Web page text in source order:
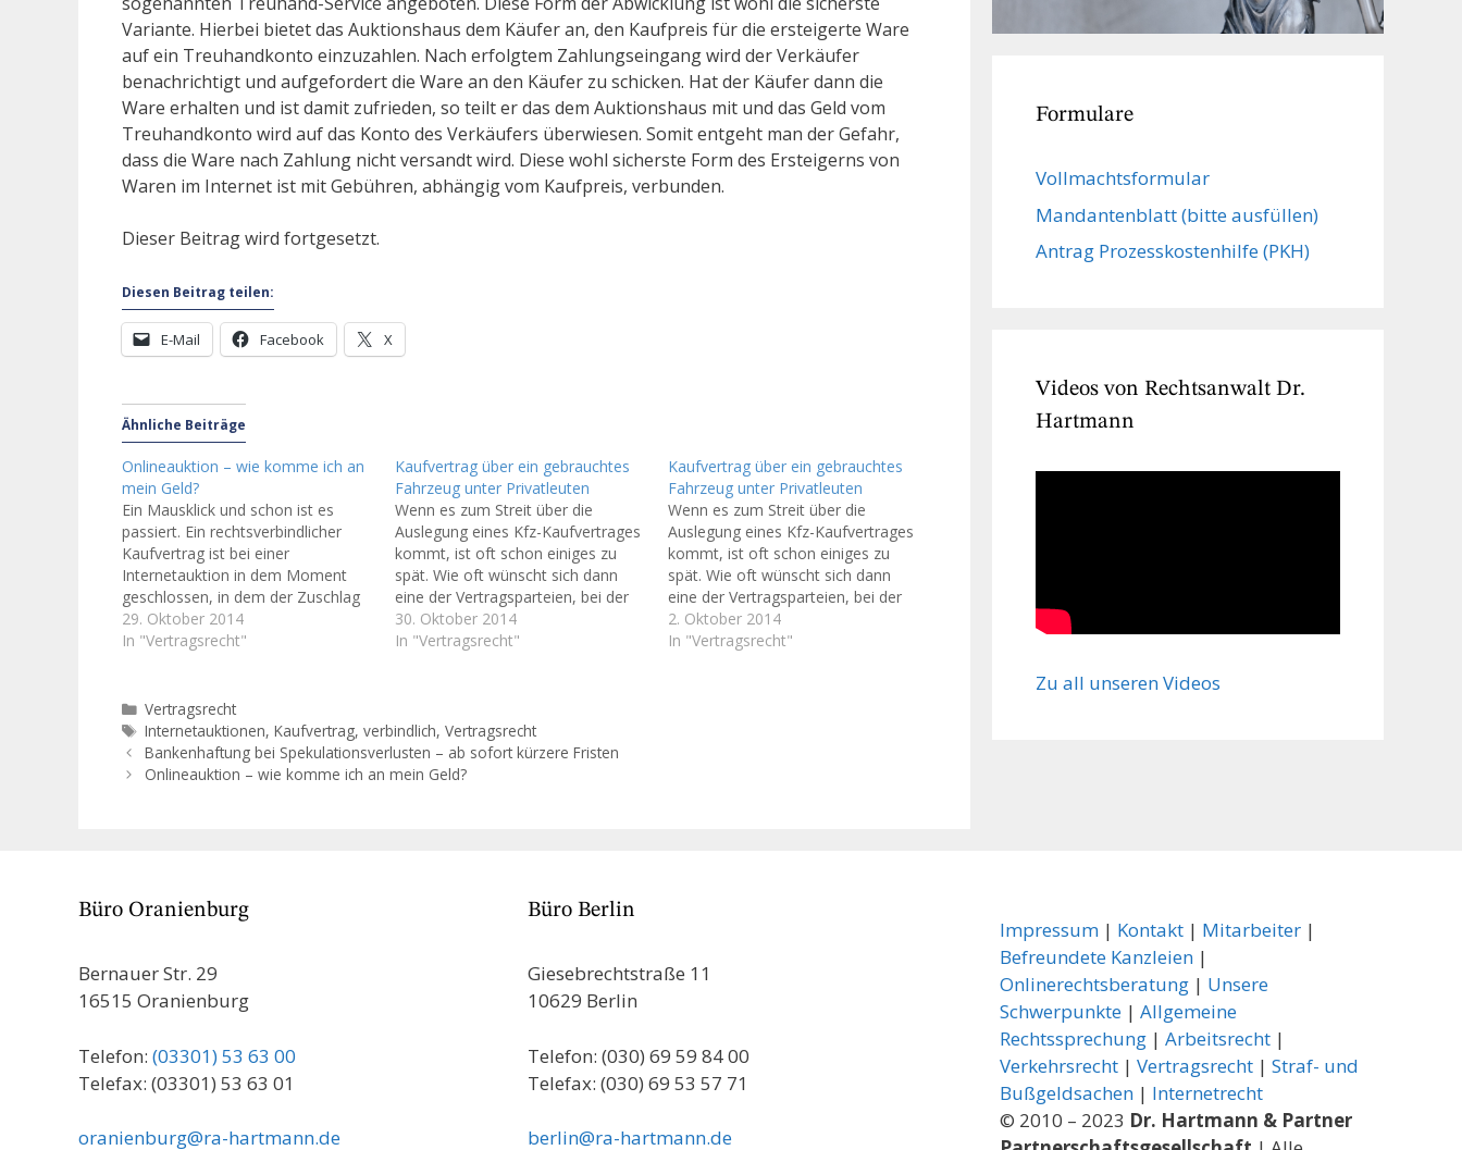
Variante. Hierbei bietet das Auktionshaus dem Käufer an, den Kaufpreis für die ersteigerte Ware
auf ein Treuhandkonto einzuzahlen. Nach erfolgtem Zahlungseingang wird der Verkäufer
benachrichtigt und aufgefordert die Ware an den Käufer zu schicken. Hat der Käufer dann die
Ware erhalten und ist damit zufrieden, so teilt er das dem Auktionshaus mit und das Geld vom
Treuhandkonto wird auf das Konto des Verkäufers überwiesen. Somit entgeht man der Gefahr,
dass die Ware nach Zahlung nicht versandt wird. Diese wohl sicherste Form des Ersteigerns von
Waren im Internet ist mit Gebühren, abhängig vom Kaufpreis, verbunden.
Dieser Beitrag wird fortgesetzt.
Diesen Beitrag teilen:
E-Mail Facebook X
Ähnliche Beiträge
Onlineauktion – wie komme ich an
mein Geld?
Ein Mausklick und schon ist es
passiert. Ein rechtsverbindlicher
Kaufvertrag ist bei einer
Internetauktion in dem Moment
geschlossen, in dem der Zuschlag
erteilt wird. Der überwiegende Teil
von Onlineauktionen verläuft
Menschen nutzen die Anonymität
des Internets für betrügerische
Handlungen. Was…
29. Oktober 2014
In "Vertragsrecht"
Kaufvertrag über ein gebrauchtes
Fahrzeug unter Privatleuten
Wenn es zum Streit über die
Auslegung eines Kfz-Kaufvertrages
kommt, ist oft schon einiges zu
spät. Wie oft wünscht sich dann
eine der Vertragsparteien, bei der
Formulierung des Vertrages etwas
sorgfältiger gewesen zu sein. Dies
Schuldrechts wurde der…
30. Oktober 2014
In "Vertragsrecht"
Kaufvertrag über ein gebrauchtes
Fahrzeug unter Privatleuten
Wenn es zum Streit über die
Auslegung eines Kfz-Kaufvertrages
kommt, ist oft schon einiges zu
spät. Wie oft wünscht sich dann
eine der Vertragsparteien, bei der
Formulierung des Vertrages etwas
sorgfältiger gewesen zu sein. Dies
2. Oktober 2014
In "Vertragsrecht"
Kategorien
Vertragsrecht
Schlagwörter
Internetauktionen,Kaufvertrag,verbindlich,Vertragsrecht
Bankenhaftung bei Spekulationsverlusten – ab sofort kürzere Fristen
Onlineauktion – wie komme ich an mein Geld?
Formulare
Vollmachts­formular
Mandanten­blatt (bitte ausfüllen)
Antrag Prozesskostenhilfe (PKH)
Videos von Rechtsanwalt Dr.
Hartmann
Zu all unseren Videos
Büro Oranienburg
Bernauer Str. 29
16515 Oranienburg
Telefon: (03301) 53 63 00
Telefax: (03301) 53 63 01
oranienburg@ra-hartmann.de
Büro Berlin
Giesebrechtstraße 11
10629 Berlin
Telefon: (030) 69 59 84 00
Telefax: (030) 69 53 57 71
berlin@ra-hartmann.de
Impressum| Kontakt| Mitarbeiter|
Befreundete Kanzleien|
Onlinerechtsberatung| Unsere
Schwerpunkte| Allgemeine
Rechtssprechung| Arbeitsrecht|
Verkehrsrecht| Vertragsrecht| Straf- und
Bußgeldsachen| Internetrecht
© 2010 – 2023 Dr. Hartmann & Partner